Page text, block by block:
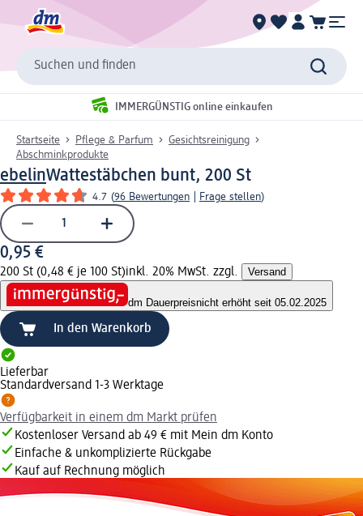
Suchen und finden
IMMERGÜNSTIG online einkaufen
Startseite Pflege & Parfum
Gesichtsreinigung
Abschminkprodukte
ebelinWattestäbchen bunt, 200 St
4.7 (96 Bewertungen Frage stellen)
0,95 €
200 St (0,48 € je 100 St)inkl. 20% MwSt. zzgl. Versand
dm Dauerpreisnicht erhöht seit 05.02.2025
In den Warenkorb
Lieferbar
Standardversand 1-3 Werktage
Verfügbarkeit in einem dm Markt prüfen
Kostenloser Versand ab 49 € mit Mein dm Konto
Einfache & unkomplizierte Rückgabe
Kauf auf Rechnung möglich